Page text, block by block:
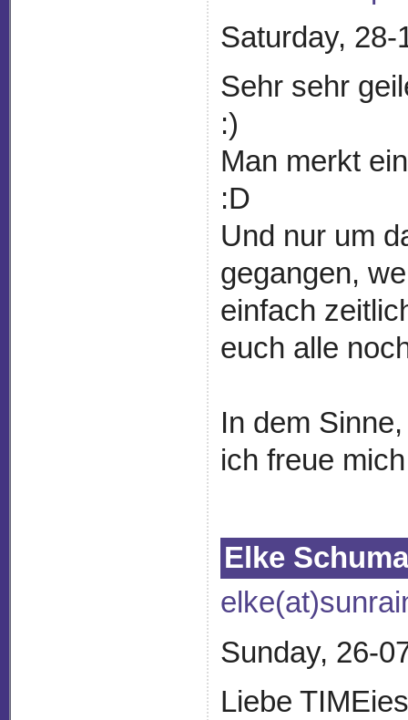
Saturday, 28-
Sehr sehr
:)
Man merkt
:D
Und nur um
gegangen,
einfach
euch alle
In dem
ich freue
Elke
Sunday, 26-
Liebe